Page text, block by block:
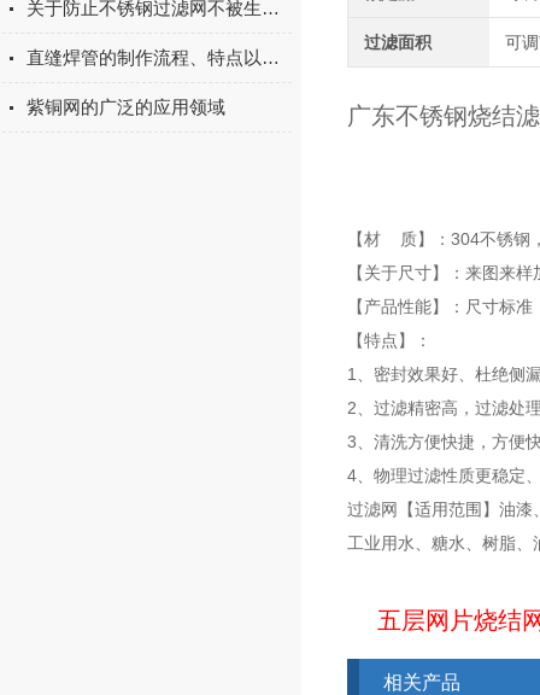
关于防止不锈钢过滤网不被生锈的建议
直缝焊管的制作流程、特点以及应用场景
紫铜网的广泛的应用领域
过滤面积 可
广东不锈钢烧结
【材 质】：304不锈钢
【关于尺寸】：来图来
【产品性能】：尺寸
【特点】：
1、密封效果好、杜绝侧
2、过滤精密高，过滤处
3、清洗方便快捷，方便
4、物理过滤性质更稳定
过滤网【适用范围】油
工业用水、糖水、树脂
五层网片烧结
相关产品